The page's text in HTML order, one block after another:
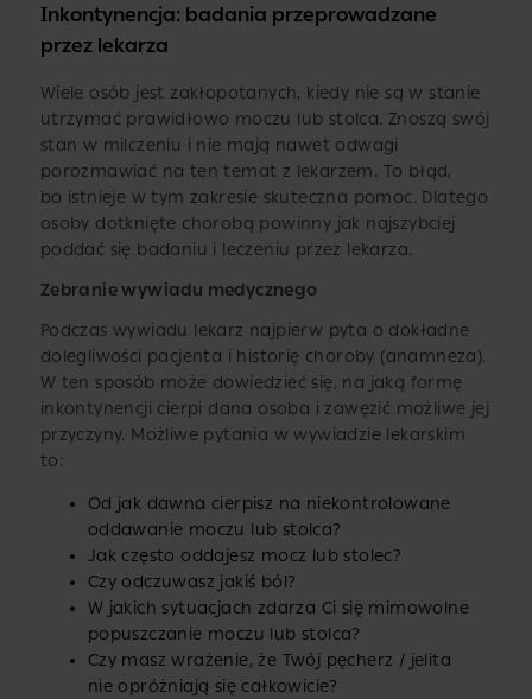
Inkontynencja: badania przeprowadzane
przez lekarza
Wiele osób jest zakłopotanych, kiedy nie są w stanie
utrzymać prawidłowo moczu lub stolca. Znoszą swój
stan w milczeniu i nie mają nawet odwagi
porozmawiać na ten temat z lekarzem. To błąd,
bo istnieje w tym zakresie skuteczna pomoc. Dlatego
osoby dotknięte chorobą powinny jak najszybciej
poddać się badaniu i leczeniu przez lekarza.
Zebranie wywiadu medycznego
Podczas wywiadu lekarz najpierw pyta o dokładne
dolegliwości pacjenta i historię choroby (anamneza).
W ten sposób może dowiedzieć się, na jaką formę
inkontynencji cierpi dana osoba i zawęzić możliwe jej
przyczyny. Możliwe pytania w wywiadzie lekarskim
to:
Od jak dawna cierpisz na niekontrolowane
oddawanie moczu lub stolca?
Jak często oddajesz mocz lub stolec?
Czy odczuwasz jakiś ból?
W jakich sytuacjach zdarza Ci się mimowolne
popuszczanie moczu lub stolca?
Czy masz wrażenie, że Twój pęcherz / jelita
nie opróżniają się całkowicie?